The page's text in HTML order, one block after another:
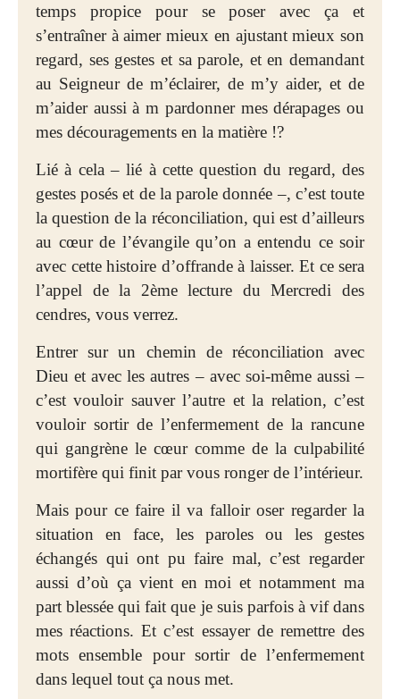
temps propice pour se poser avec ça et
s’entraîner à aimer mieux en ajustant mieux son
regard, ses gestes et sa parole, et en demandant
au Seigneur de m’éclairer, de m’y aider, et de
m’aider aussi à m pardonner mes dérapages ou
mes découragements en la matière !?
Lié à cela – lié à cette question du regard, des
gestes posés et de la parole donnée –, c’est toute
la question de la réconciliation, qui est d’ailleurs
au cœur de l’évangile qu’on a entendu ce soir
avec cette histoire d’offrande à laisser. Et ce sera
l’appel de la 2ème lecture du Mercredi des
cendres, vous verrez.
Entrer sur un chemin de réconciliation avec
Dieu et avec les autres – avec soi-même aussi –
c’est vouloir sauver l’autre et la relation, c’est
vouloir sortir de l’enfermement de la rancune
qui gangrène le cœur comme de la culpabilité
mortifère qui finit par vous ronger de l’intérieur.
Mais pour ce faire il va falloir oser regarder la
situation en face, les paroles ou les gestes
échangés qui ont pu faire mal, c’est regarder
aussi d’où ça vient en moi et notamment ma
part blessée qui fait que je suis parfois à vif dans
mes réactions. Et c’est essayer de remettre des
mots ensemble pour sortir de l’enfermement
dans lequel tout ça nous met.